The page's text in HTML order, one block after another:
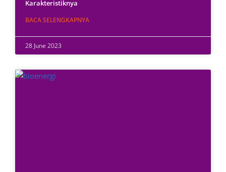
Karakteristiknya
BACA SELENGKAPNYA
28 June 2023